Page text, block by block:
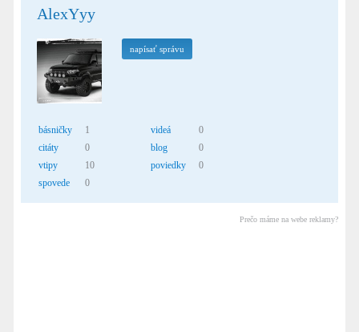
AlexYyy
napísať správu
básničky
1
citáty
0
vtipy
10
spovede
0
videá
0
blog
0
poviedky
0
Prečo máme na webe reklamy?